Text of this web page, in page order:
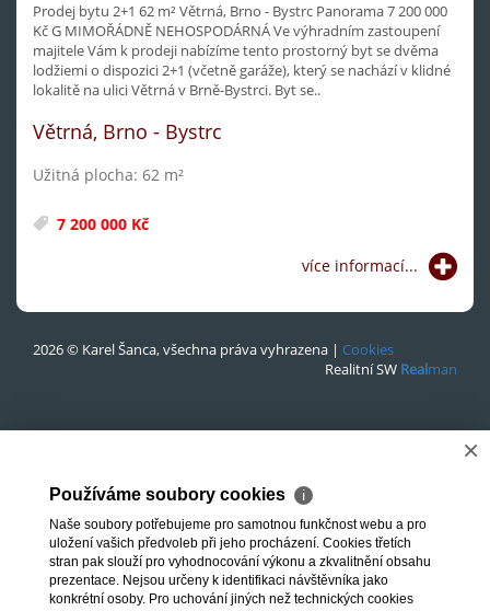
Prodej bytu 2+1 62 m² Větrná, Brno - Bystrc Panorama 7 200 000
Kč G MIMOŘÁDNĚ NEHOSPODÁRNÁ Ve výhradním zastoupení
majitele Vám k prodeji nabízíme tento prostorný byt se dvěma
lodžiemi o dispozici 2+1 (včetně garáže), který se nachází v klidné
lokalitě na ulici Větrná v Brně-Bystrci. Byt se..
Větrná, Brno - Bystrc
Užitná plocha: 62 m²
7 200 000 Kč
více informací...
2026 © Karel Šanca, všechna práva vyhrazena | Cookies
Realitní SW Realman
×
Používáme soubory cookies ℹ
Naše soubory potřebujeme pro samotnou funkčnost webu a pro
uložení vašich předvoleb při jeho procházení. Cookies třetích
stran pak slouží pro vyhodnocování výkonu a zkvalitnění obsahu
prezentace. Nejsou určeny k identifikaci návštěvníka jako
konkrétní osoby. Pro uchování jiných než technických cookies